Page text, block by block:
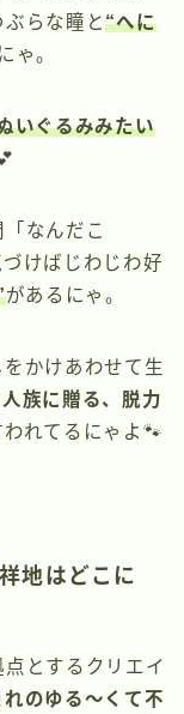
ぶらな瞳と“へに
ゃ。
いぐるみみたい
なんだこ
けばじわじわ好
があるにゃ。
かけあわせて生
人族に贈る、脱力
れてるにゃよ🐾
地はどこに
点とするクリエイ
れのゆる〜くて不